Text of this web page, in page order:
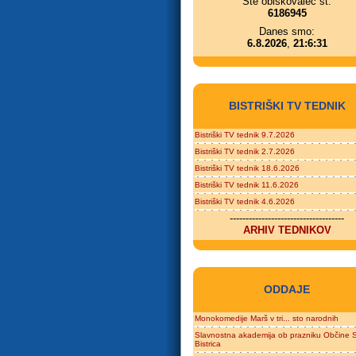
6186945
Danes smo:
6.8.2026, 21:6:31
BISTRIŠKI TV TEDNIK
Bistriški TV tednik 9.7.2026
Bistriški TV tednik 2.7.2026
Bistriški TV tednik 18.6.2026
Bistriški TV tednik 11.6.2026
Bistriški TV tednik 4.6.2026
------------------------------------
ARHIV TEDNIKOV
ODDAJE
Monokomedije Marš v tri... sto narodnih
Slavnostna akademija ob prazniku Občine
Bistrica